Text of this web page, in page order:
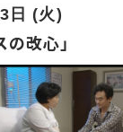
日 (火)
改心」